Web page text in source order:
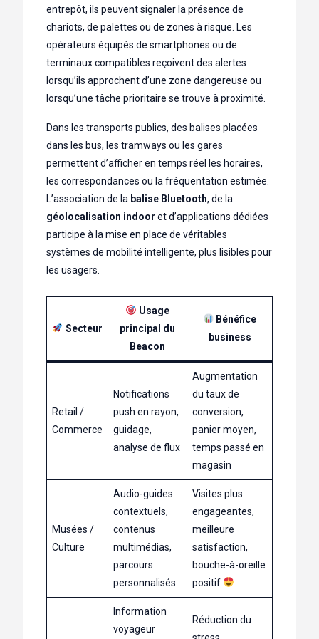
entrepôt, ils peuvent signaler la présence de
chariots, de palettes ou de zones à risque. Les
opérateurs équipés de smartphones ou de
terminaux compatibles reçoivent des alertes
lorsqu’ils approchent d’une zone dangereuse ou
lorsqu’une tâche prioritaire se trouve à proximité.
Dans les transports publics, des balises placées
dans les bus, les tramways ou les gares
permettent d’afficher en temps réel les horaires,
les correspondances ou la fréquentation estimée.
L’association de la balise Bluetooth, de la
géolocalisation indoor et d’applications dédiées
participe à la mise en place de véritables
systèmes de mobilité intelligente, plus lisibles pour
les usagers.
Secteur
Usage
principal du
Beacon
Bénéfice
business
Retail /
Commerce
Notifications
push en rayon,
guidage,
analyse de flux
Augmentation
du taux de
conversion,
panier moyen,
temps passé en
magasin
Musées /
Culture
Audio-guides
contextuels,
contenus
multimédias,
parcours
personnalisés
Visites plus
engageantes,
meilleure
satisfaction,
bouche-à-oreille
positif
Information
voyageur
Réduction du